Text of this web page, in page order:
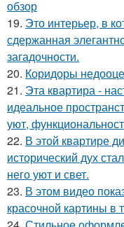
обзор
19. Это интерьер, в
сдержанная
загадочности.
20. Коридоры
21. Эта квартира -
идеальное
уют,
22. В этой квартире
исторический дух
него уют и свет.
23. В этом видео
красочной картины в